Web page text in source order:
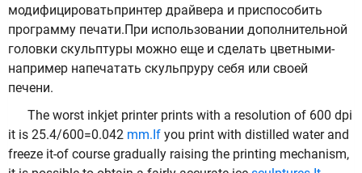
модифицироватьпринтер драйвера и приспособить
программу печати.При использовании дополнительной
головки скульптуры можно еще и сделать цветными-
например напечатать скульпруру себя или своей
печени.
The worst inkjet printer prints with a resolution of 600 dpi
it is 25.4/600=0.042 mm.If you print with distilled water and
freeze it-of course gradually raising the printing mechanism,